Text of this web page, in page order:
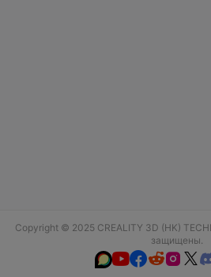
Copyright © 2025 CREALITY 3D (HK)
защищены.
 